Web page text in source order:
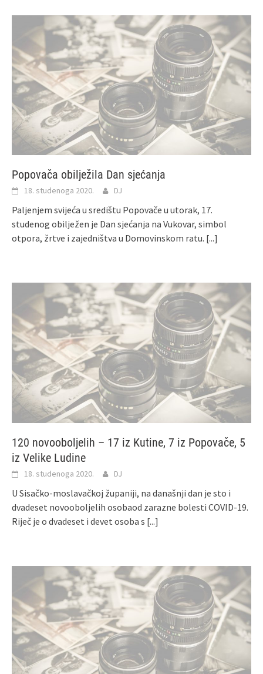
Popovača obilježila Dan sjećanja
18. studenoga 2020. DJ
Paljenjem svijeća u središtu Popovače u utorak, 17.
studenog obilježen je Dan sjećanja na Vukovar, simbol
otpora, žrtve i zajedništva u Domovinskom ratu. [...]
120 novooboljelih – 17 iz Kutine, 7 iz Popovače, 5
iz Velike Ludine
18. studenoga 2020. DJ
U Sisačko-moslavačkoj županiji, na današnji dan je sto i
dvadeset novooboljelih osobaod zarazne bolesti COVID-19.
Riječ je o dvadeset i devet osoba s [...]